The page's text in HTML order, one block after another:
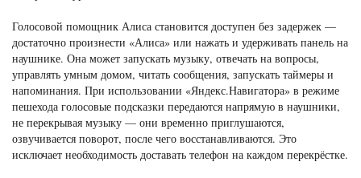
Голосовой помощник Алиса становится доступен без задержек —
достаточно произнести «Алиса» или нажать и удерживать панель на
наушнике. Она может запускать музыку, отвечать на вопросы,
управлять умным домом, читать сообщения, запускать таймеры и
напоминания. При использовании «Яндекс.Навигатора» в режиме
пешехода голосовые подсказки передаются напрямую в наушники,
не перекрывая музыку — они временно приглушаются,
озвучивается поворот, после чего восстанавливаются. Это
исключает необходимость доставать телефон на каждом перекрёстке.